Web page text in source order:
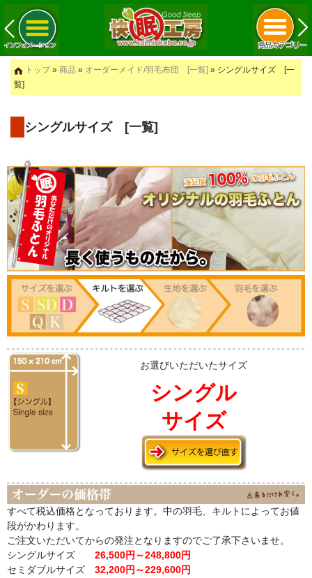
トップ» 商品 » オーダーメイド/羽毛布団 [一覧] » シングルサイズ [一
覧]
シングルサイズ [一覧]
お選びいただいたサイズ
シングル
サイズ
すべて税込価格となっております。中の羽毛、キルトによってお値
段がかわります。
ご注文いただいてからの発注となりますのでご了承下さいませ。
シングルサイズ
26,500円～248,800円
セミダブルサイズ 32,200円～229,600円